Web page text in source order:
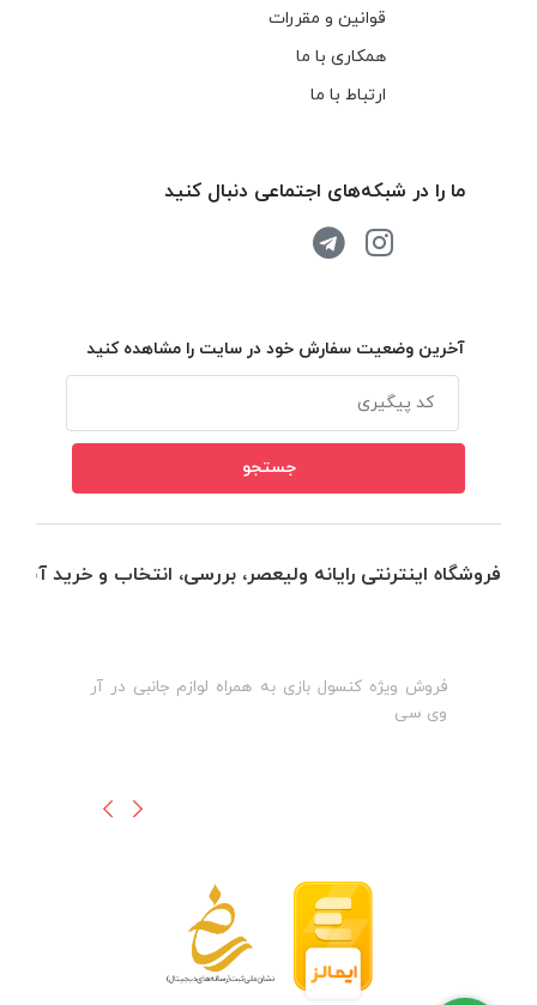
قوانین و مقررات
همکاری با ما
ارتباط با ما
ما را در شبکه‌های اجتماعی دنبال کنید
آخرین وضعیت سفارش خود در سایت را مشاهده کنید
فروشگاه اینترنتی رایانه ولیعصر، بررسی، انتخاب و خرید
فروش ویژه کنسول بازی به همراه لوازم جانبی در آر
وی سی